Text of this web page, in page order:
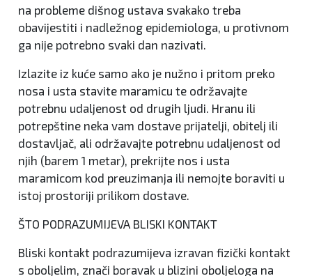
na probleme dišnog ustava svakako treba
obavijestiti i nadležnog epidemiologa, u protivnom
ga nije potrebno svaki dan nazivati.
Izlazite iz kuće samo ako je nužno i pritom preko
nosa i usta stavite maramicu te održavajte
potrebnu udaljenost od drugih ljudi. Hranu ili
potrepštine neka vam dostave prijatelji, obitelj ili
dostavljač, ali održavajte potrebnu udaljenost od
njih (barem 1 metar), prekrijte nos i usta
maramicom kod preuzimanja ili nemojte boraviti u
istoj prostoriji prilikom dostave.
ŠTO PODRAZUMIJEVA BLISKI KONTAKT
Bliski kontakt podrazumijeva izravan fizički kontakt
s oboljelim, znači boravak u blizini oboljeloga na